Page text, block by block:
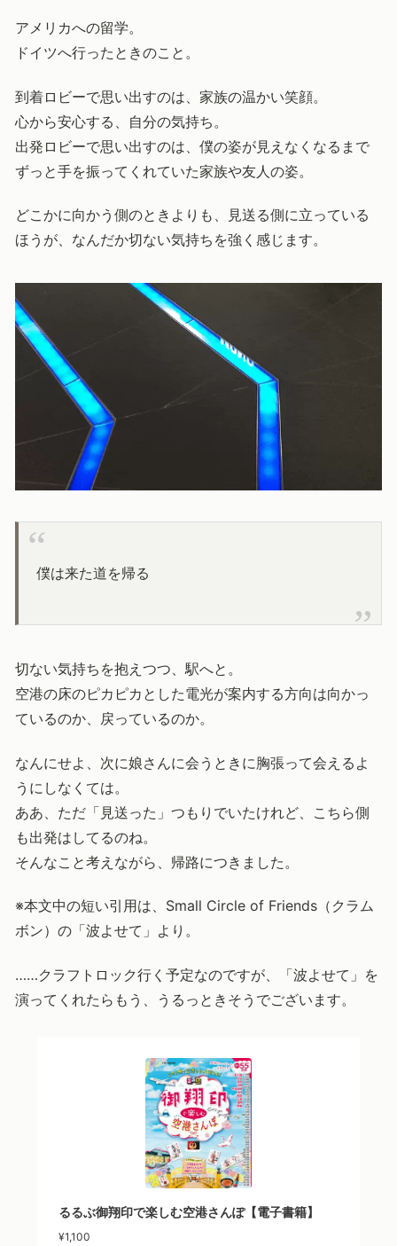
アメリカへの留学。
ドイツへ行ったときのこと。
到着ロビーで思い出すのは、家族の温かい笑顔。
心から安心する、自分の気持ち。
出発ロビーで思い出すのは、僕の姿が見えなくなるまで
ずっと手を振ってくれていた家族や友人の姿。
どこかに向かう側のときよりも、見送る側に立っている
ほうが、なんだか切ない気持ちを強く感じます。
僕は来た道を帰る
切ない気持ちを抱えつつ、駅へと。
空港の床のピカピカとした電光が案内する方向は向かっ
ているのか、戻っているのか。
なんにせよ、次に娘さんに会うときに胸張って会えるよ
うにしなくては。
ああ、ただ「見送った」つもりでいたけれど、こちら側
も出発はしてるのね。
そんなこと考えながら、帰路につきました。
※本文中の短い引用は、Small Circle of Friends（クラム
ボン）の「波よせて」より。
……クラフトロック行く予定なのですが、「波よせて」を
演ってくれたらもう、うるっときそうでございます。
るるぶ御翔印で楽しむ空港さんぽ【電子書籍】
¥1,100